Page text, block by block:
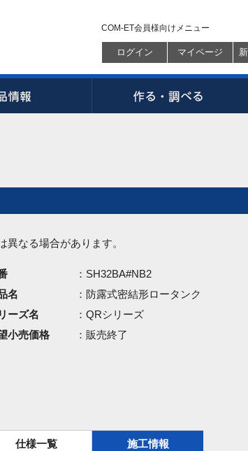
COM-ET会員様向けメニュー
ログイン マイページ
なる場合があります。
：SH32BA#NB2
名
：防露式密結形ロータンク
ーズ名
：QRシリーズ
小売価格
：販売終了
仕様一覧 施工情報